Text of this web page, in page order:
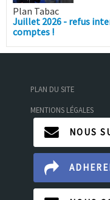
Plan Tabac
Juillet 2026 - refus
comptes !
PLAN DU SITE
MENTIONS LÉGALES
NOUS